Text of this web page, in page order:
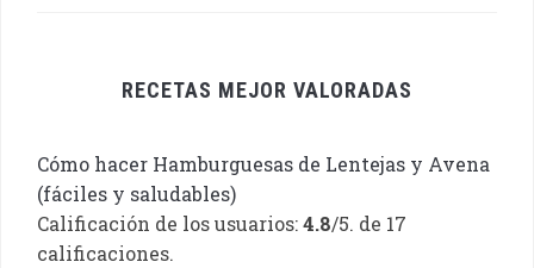
RECETAS MEJOR VALORADAS
Cómo hacer Hamburguesas de Lentejas y Avena
(fáciles y saludables)
Calificación de los usuarios:4.8/5. de 17
calificaciones.